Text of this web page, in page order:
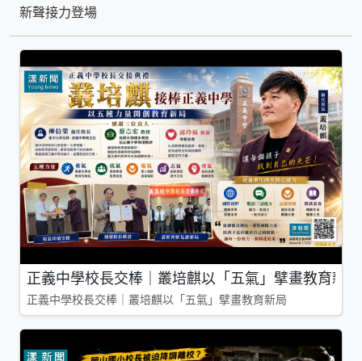
新聲接力登場
正義中學校長交棒｜叢培麒以「五氣」擘畫教育新局
正義中學校長交棒｜叢培麒以「五氣」擘畫教育新局